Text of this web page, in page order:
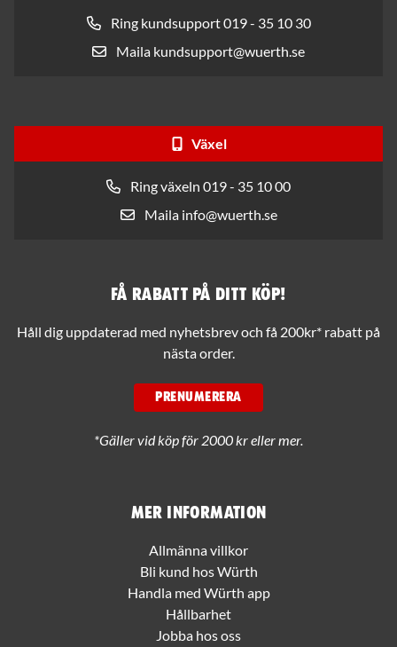
Ring kundsupport 019 - 35 10 30
Maila kundsupport@wuerth.se
Växel
Ring växeln 019 - 35 10 00
Maila info@wuerth.se
Mer information
Allmänna villkor
Bli kund hos Würth
Handla med Würth app
Hållbarhet
Jobba hos oss
Få rabatt på ditt köp!
Håll dig uppdaterad med nyhetsbrev och få 200kr* rabatt på
nästa order.
PRENUMERERA
*Gäller vid köp för 2000 kr eller mer.